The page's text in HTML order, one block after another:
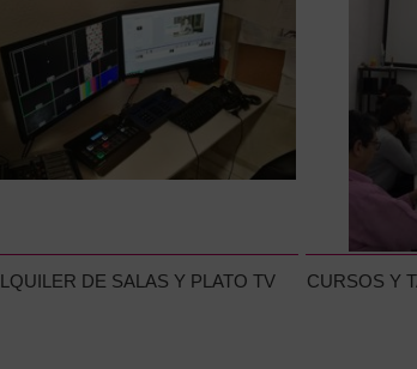
DE SALAS Y PLATO TV CURSOS Y